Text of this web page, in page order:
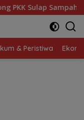
Penghasilan
& Peristiwa